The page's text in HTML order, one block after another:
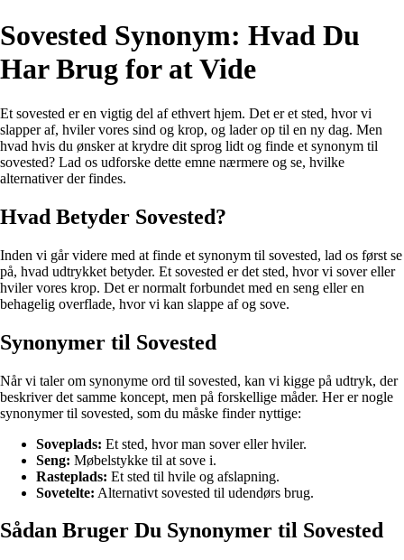
Sovested Synonym: Hvad Du
Har Brug for at Vide
Et sovested er en vigtig del af ethvert hjem. Det er et sted, hvor vi
slapper af, hviler vores sind og krop, og lader op til en ny dag. Men
hvad hvis du ønsker at krydre dit sprog lidt og finde et synonym til
sovested? Lad os udforske dette emne nærmere og se, hvilke
alternativer der findes.
Hvad Betyder Sovested?
Inden vi går videre med at finde et synonym til sovested, lad os først se
på, hvad udtrykket betyder. Et sovested er det sted, hvor vi sover eller
hviler vores krop. Det er normalt forbundet med en seng eller en
behagelig overflade, hvor vi kan slappe af og sove.
Synonymer til Sovested
Når vi taler om synonyme ord til sovested, kan vi kigge på udtryk, der
beskriver det samme koncept, men på forskellige måder. Her er nogle
synonymer til sovested, som du måske finder nyttige:
Soveplads: Et sted, hvor man sover eller hviler.
Seng: Møbelstykke til at sove i.
Rasteplads: Et sted til hvile og afslapning.
Sovetelte: Alternativt sovested til udendørs brug.
Sådan Bruger Du Synonymer til Sovested